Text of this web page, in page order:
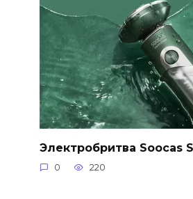
Электробритва Soocas
0 220